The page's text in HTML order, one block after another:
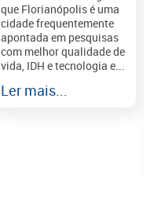
que Florianópolis é uma
cidade frequentemente
apontada em pesquisas
com melhor qualidade de
vida, IDH e tecnologia e...
Ler mais...